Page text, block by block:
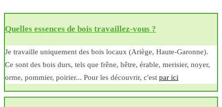
Quelles essences de bois travaillez-vous ?
Je travaille uniquement des bois locaux (Ariège, Haute-Garonne).
Ce sont des bois durs, tels que frêne, hêtre, érable, merisier, noyer,
orme, pommier, poirier... Pour les découvrir, c'est par ici